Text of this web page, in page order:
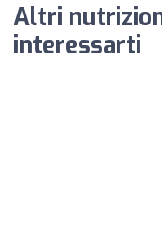
Altri
interessarti